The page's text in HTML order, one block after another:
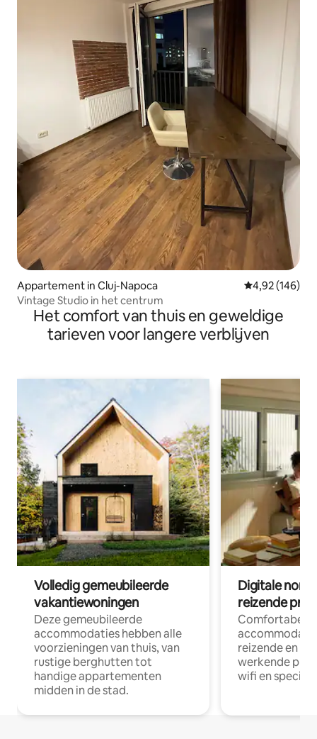
Appartement in Cluj-Napoca Gemiddelde
4,92 (146)
Vintage Studio in het centrum
Het comfort van thuis en geweldige
tarieven voor langere verblijven
Volledig gemeubileerde
vakantiewoningen
Deze gemeubileerde
accommodaties hebben alle
voorzieningen van thuis, van
rustige berghutten tot
handige appartementen
midden in de stad.
Digitale
reizende
Comfortabele
reizende en
werkende
wifi en